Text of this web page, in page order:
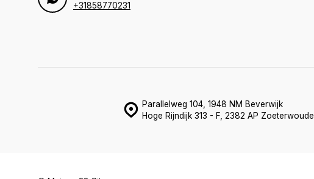
+31858770231
Parallelweg 104, 1948 NM Beverwijk
Hoge Rijndijk 313 - F, 2382 AP Zoeterwoude